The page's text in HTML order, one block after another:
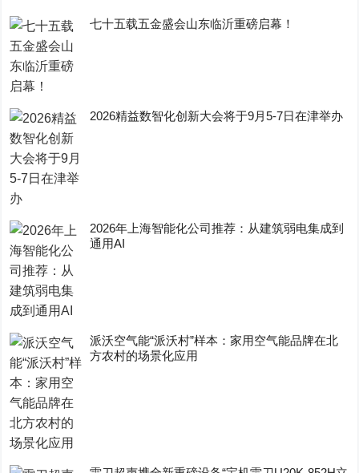
七十五载五金盛会山东临沂重磅启幕！
2026精益数智化创新大会将于9月5-7日在津举办
2026年上海智能化公司推荐：从建筑弱电集成到
通用AI
派沃空气能“派沃村”样本：家用空气能品牌在北
方农村的场景化应用